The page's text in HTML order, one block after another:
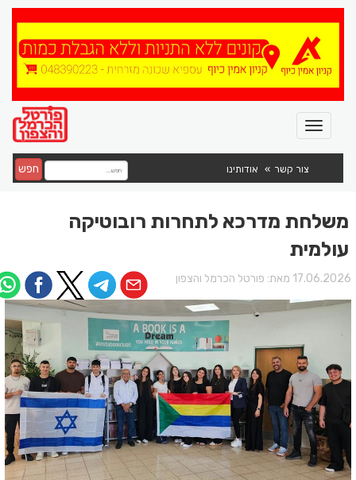
צור קשר אודותינו חפש
משלחת מדרכא לתחרות רובוטיקה
עולמית
מאת: פורטל הכרמל והצפון